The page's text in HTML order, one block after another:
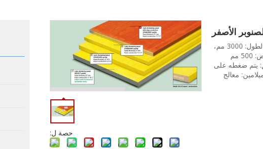
حصة ل:
لوحة مصراع 3 طبقات (لوحة صب الخرسانة ذات 3 طبقات) الحجم: الطول: 3000 مم،
2500 مم، 2000 مم، 1970 مم، 1500 مم، 1000 مم، 970 مم العرض: 500 مم
/21 مم (6+9+) 6 مم) اللصق: يتم ضغطه على
معالج